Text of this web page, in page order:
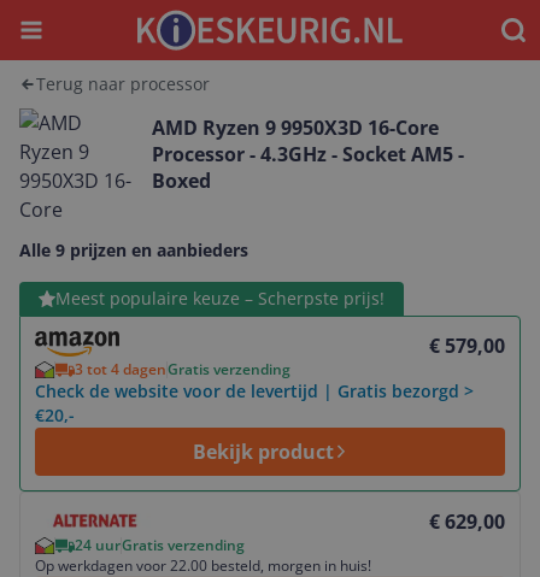
Menu
Terug naar processor
AMD Ryzen 9 9950X3D 16-Core
Processor - 4.3GHz - Socket AM5 -
Boxed
Alle 9 prijzen en aanbieders
Meest populaire keuze – Scherpste prijs!
€ 579,00
3 tot 4 dagenGratis verzending
Check de website voor de levertijd | Gratis bezorgd >
€20,-
Bekijk product
Bekijk product
€ 629,00
24 uurGratis verzending
Op werkdagen voor 22.00 besteld, morgen in huis!